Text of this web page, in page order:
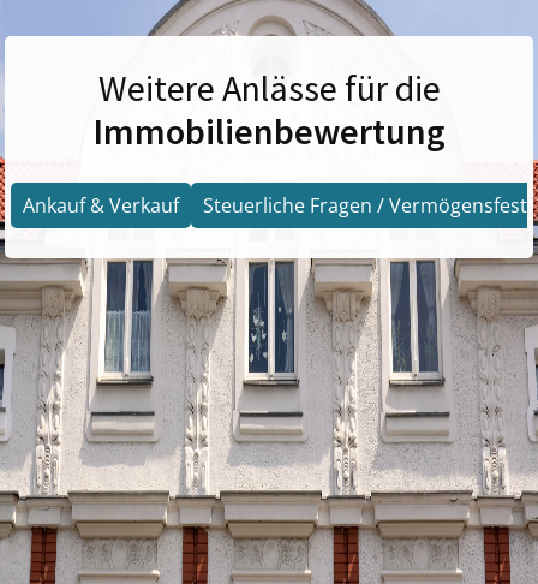
Weitere Anlässe für die
Immobilienbewertung
Ankauf & Verkauf Steuerliche Fragen /